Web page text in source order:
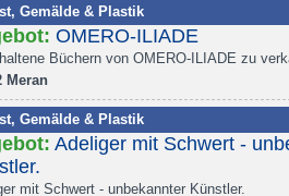
Gemälde & Plastik
OMERO-ILIADE
Büchern von OMERO-ILIADE zu
Meran
Gemälde & Plastik
Adeliger mit Schwert -
mit Schwert - unbekannter Künstler.